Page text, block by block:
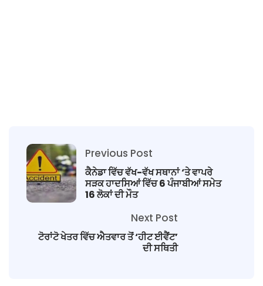
Previous Post
ਕੈਨੇਡਾ ਵਿੱਚ ਵੱਖ-ਵੱਖ ਸਥਾਨਾਂ ‘ਤੇ ਵਾਪਰੇ
ਸੜਕ ਹਾਦਸਿਆਂ ਵਿੱਚ 6 ਪੰਜਾਬੀਆਂ ਸਮੇਤ
16 ਲੋਕਾਂ ਦੀ ਮੌਤ
Next Post
ਟੋਰਾਂਟੋ ਖੇਤਰ ਵਿੱਚ ਐਤਵਾਰ ਤੋਂ ‘ਹੀਟ ਈਵੈਂਟ’
ਦੀ ਸਥਿਤੀ